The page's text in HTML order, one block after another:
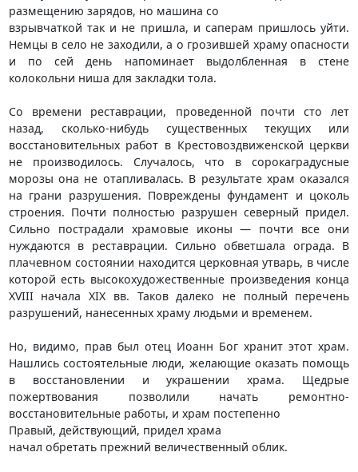
размещению зарядов, но машина со
взрывчаткой так и не пришла, и саперам пришлось уйти.
Немцы в село не заходили, а о грозившей храму опасности
и по сей день напоминает выдолбленная в стене
колокольни ниша для закладки тола.
Со времени реставрации, проведенной почти сто лет
назад, сколько-нибудь существенных текущих или
восстановительных работ в Крестовоздвиженской церкви
не производилось. Случалось, что в сорокаградусные
морозы она не отапливалась. В результате храм оказался
на грани разрушения. Повреждены фундамент и цоколь
строения. Почти полностью разрушен северный придел.
Сильно пострадали храмовые иконы — почти все они
нуждаются в реставрации. Сильно обветшала ограда. В
плачевном состоянии находится церковная утварь, в числе
которой есть высокохудожественные произведения конца
XVIII начала XIX вв. Таков далеко не полный перечень
разрушений, нанесенных храму людьми и временем.
Но, видимо, прав был отец Иоанн Бог хранит этот храм.
Нашлись состоятельные люди, желающие оказать помощь
в восстановлении и украшении храма. Щедрые
пожертвования позволили начать ремонтно-
восстановительные работы, и храм постепенно
Правый, действующий, придел храма
начал обретать прежний величественный облик.